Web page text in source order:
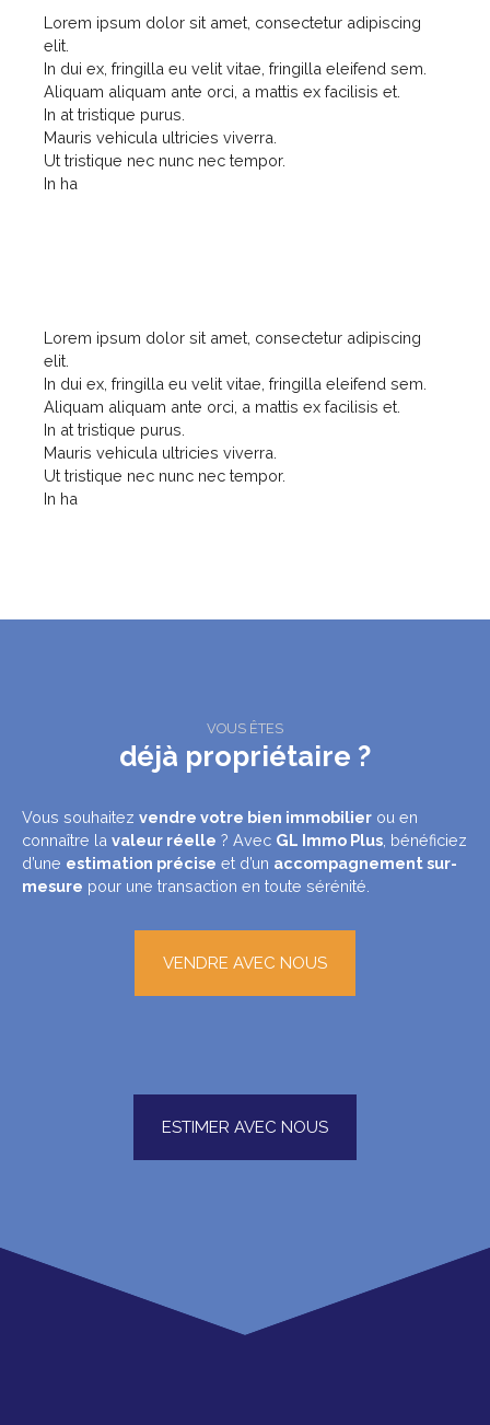
Lorem ipsum dolor sit amet, consectetur adipiscing
elit.
In dui ex, fringilla eu velit vitae, fringilla eleifend sem.
Aliquam aliquam ante orci, a mattis ex facilisis et.
In at tristique purus.
Mauris vehicula ultricies viverra.
Ut tristique nec nunc nec tempor.
In ha
Lorem ipsum dolor sit amet, consectetur adipiscing
elit.
In dui ex, fringilla eu velit vitae, fringilla eleifend sem.
Aliquam aliquam ante orci, a mattis ex facilisis et.
In at tristique purus.
Mauris vehicula ultricies viverra.
Ut tristique nec nunc nec tempor.
In ha
VOUS ÊTES
déjà propriétaire ?
Vous souhaitez vendre votre bien immobilier ou en
connaître la valeur réelle ? Avec GL Immo Plus , bénéficiez
d’une estimation précise et d’un accompagnement sur-
mesure pour une transaction en toute sérénité.
VENDRE AVEC NOUS
ESTIMER AVEC NOUS